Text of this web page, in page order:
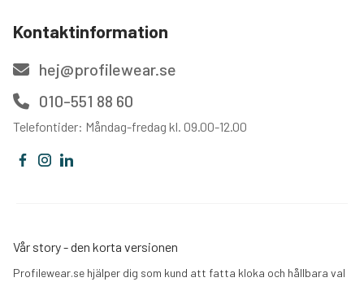
Kontaktinformation
hej@profilewear.se
010-551 88 60
Telefontider: Måndag-fredag kl. 09.00-12.00
Vår story - den korta versionen
Profilewear.se hjälper dig som kund att fatta kloka och hållbara val